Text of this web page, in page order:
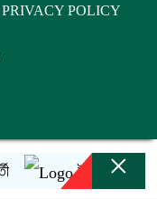
PRIVACY POLICY
ইনফান্তিনোর×